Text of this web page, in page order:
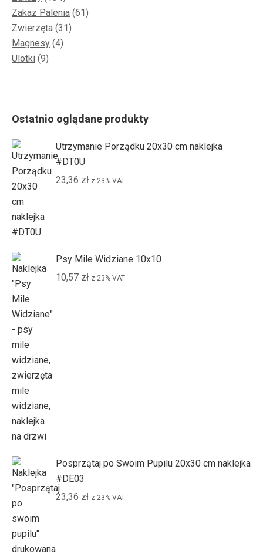
produkty
Zakaz Palenia 6161
Zwierzęta 3131
Magnesy 44
Ulotki 99
Ostatnio oglądane produkty
Utrzymanie Porządku 20x30 cm naklejka
#DT0U
23,36 zł z 23% VAT
Psy Mile Widziane 10x10
10,57 zł z 23% VAT
Posprzątaj po Swoim Pupilu 20x30 cm naklejka
#DE03
23,36 zł z 23% VAT